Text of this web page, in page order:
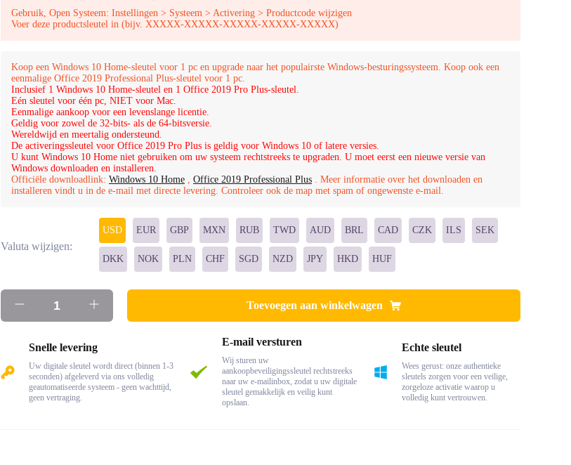
Gebruik, Open Systeem: Instellingen > Systeem > Activering > Productcode wijzigen
Voer deze productsleutel in (bijv. XXXXX-XXXXX-XXXXX-XXXXX-XXXXX)
Koop een Windows 10 Home-sleutel voor 1 pc en upgrade naar het populairste Windows-besturingssysteem. Koop ook een
eenmalige Office 2019 Professional Plus-sleutel voor 1 pc.
Inclusief 1 Windows 10 Home-sleutel en 1 Office 2019 Pro Plus-sleutel.
Eén sleutel voor één pc, NIET voor Mac.
Eenmalige aankoop voor een levenslange licentie.
Geldig voor zowel de 32-bits- als de 64-bitsversie.
Wereldwijd en meertalig ondersteund.
De activeringssleutel voor Office 2019 Pro Plus is geldig voor Windows 10 of latere versies.
U kunt Windows 10 Home niet gebruiken om uw systeem rechtstreeks te upgraden. U moet eerst een nieuwe versie van
Windows downloaden en installeren.
Officiële downloadlink: Windows 10 Home , Office 2019 Professional Plus . Meer informatie over het downloaden en
installeren vindt u in de e-mail met directe levering. Controleer ook de map met spam of ongewenste e-mail.
Valuta wijzigen:
USD EUR GBP MXN RUB TWD AUD BRL CAD CZK ILS SEK
DKK NOK PLN CHF SGD NZD JPY HKD HUF
Toevoegen aan winkelwagen
Snelle levering
Uw digitale sleutel wordt direct (binnen 1-3
seconden) afgeleverd via ons volledig
geautomatiseerde systeem - geen wachttijd,
geen vertraging.
E-mail versturen
Wij sturen uw
aankoopbeveiligingssleutel rechtstreeks
naar uw e-mailinbox, zodat u uw digitale
sleutel gemakkelijk en veilig kunt
opslaan.
Echte sleutel
Wees gerust: onze authentieke
sleutels zorgen voor een veilige,
zorgeloze activatie waarop u
volledig kunt vertrouwen.